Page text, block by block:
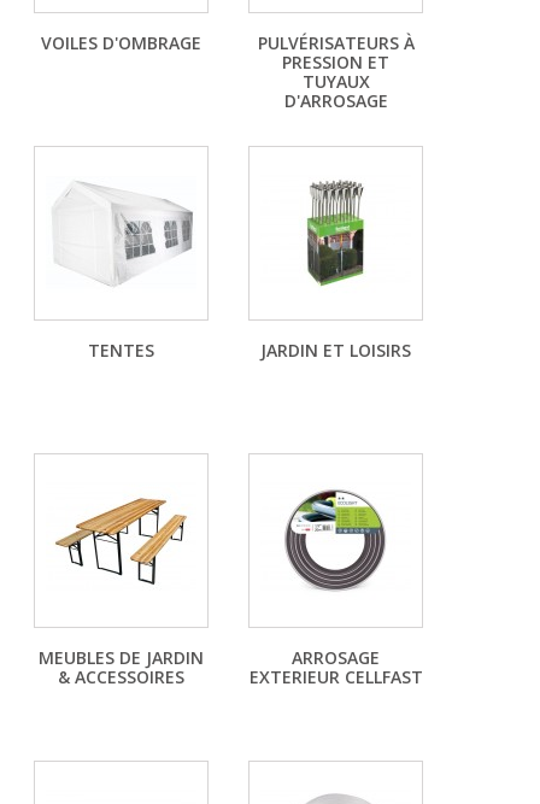
VOILES D'OMBRAGE
PULVÉRISATEURS À
PRESSION ET
TUYAUX
D'ARROSAGE
TENTES JARDIN ET LOISIRS
MEUBLES DE JARDIN
& ACCESSOIRES
ARROSAGE
EXTERIEUR CELLFAST